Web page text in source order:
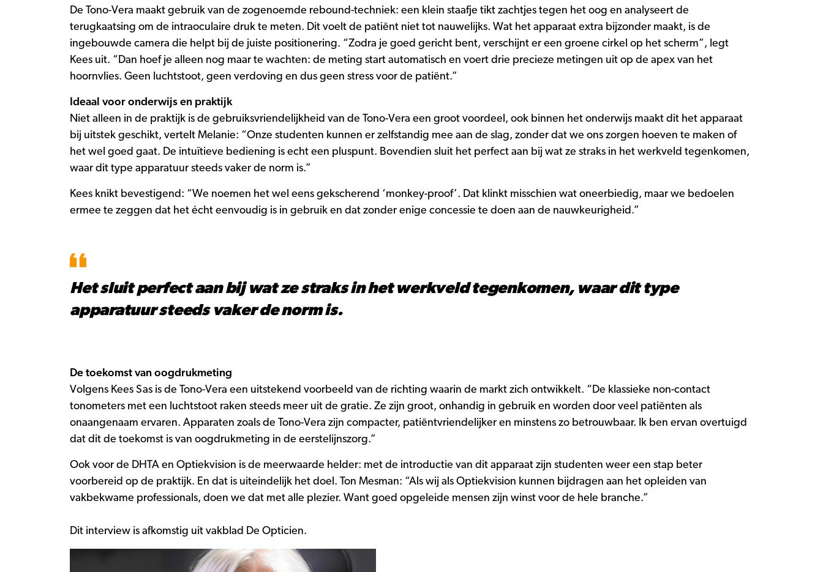
De Tono-Vera maakt gebruik van de zogenoemde rebound-techniek: een klein staafje tikt zachtjes tegen het oog en analyseert de
terugkaatsing om de intraoculaire druk te meten. Dit voelt de patiënt niet tot nauwelijks. Wat het apparaat extra bijzonder maakt, is de
ingebouwde camera die helpt bij de juiste positionering. “Zodra je goed gericht bent, verschijnt er een groene cirkel op het scherm”, legt
Kees uit. “Dan hoef je alleen nog maar te wachten: de meting start automatisch en voert drie precieze metingen uit op de apex van het
hoornvlies. Geen luchtstoot, geen verdoving en dus geen stress voor de patiënt.”
Ideaal voor onderwijs en praktijk
Niet alleen in de praktijk is de gebruiksvriendelijkheid van de Tono-Vera een groot voordeel, ook binnen het onderwijs maakt dit het apparaat
bij uitstek geschikt, vertelt Melanie: “Onze studenten kunnen er zelfstandig mee aan de slag, zonder dat we ons zorgen hoeven te maken of
het wel goed gaat. De intuïtieve bediening is echt een pluspunt. Bovendien sluit het perfect aan bij wat ze straks in het werkveld tegenkomen,
waar dit type apparatuur steeds vaker de norm is.”
Kees knikt bevestigend: “We noemen het wel eens gekscherend ‘monkey-proof’. Dat klinkt misschien wat oneerbiedig, maar we bedoelen
ermee te zeggen dat het écht eenvoudig is in gebruik en dat zonder enige concessie te doen aan de nauwkeurigheid.”
Het sluit perfect aan bij wat ze straks in het werkveld tegenkomen, waar dit type
apparatuur steeds vaker de norm is.
De toekomst van oogdrukmeting
Volgens Kees Sas is de Tono-Vera een uitstekend voorbeeld van de richting waarin de markt zich ontwikkelt. “De klassieke non-contact
tonometers met een luchtstoot raken steeds meer uit de gratie. Ze zijn groot, onhandig in gebruik en worden door veel patiënten als
onaangenaam ervaren. Apparaten zoals de Tono-Vera zijn compacter, patiëntvriendelijker en minstens zo betrouwbaar. Ik ben ervan overtuigd
dat dit de toekomst is van oogdrukmeting in de eerstelijnszorg.”
Ook voor de DHTA en Optiekvision is de meerwaarde helder: met de introductie van dit apparaat zijn studenten weer een stap beter
voorbereid op de praktijk. En dat is uiteindelijk het doel. Ton Mesman: “Als wij als Optiekvision kunnen bijdragen aan het opleiden van
vakbekwame professionals, doen we dat met alle plezier. Want goed opgeleide mensen zijn winst voor de hele branche.”
Dit interview is afkomstig uit vakblad De Opticien.